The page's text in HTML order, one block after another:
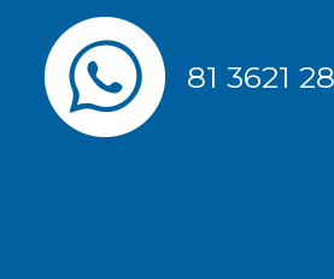
81 3621